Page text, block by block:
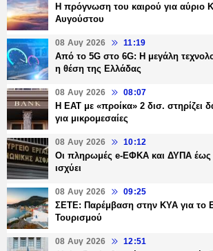
Η πρόγνωση του καιρού για αύριο
Αυγούστου
08 Αυγ 2026 11:19
Από το 5G στο 6G: Η μεγάλη
η θέση της Ελλάδας
08 Αυγ 2026 08:07
Η ΕΑΤ με «προίκα» 2 δισ. στηρίζει
για μικρομεσαίες
08 Αυγ 2026 10:12
Οι πληρωμές e-ΕΦΚΑ και ΔΥΠΑ έως
ισχύει
08 Αυγ 2026 09:25
ΣΕΤΕ: Παρέμβαση στην ΚΥΑ για το
Τουρισμού
08 Αυγ 2026 12:51